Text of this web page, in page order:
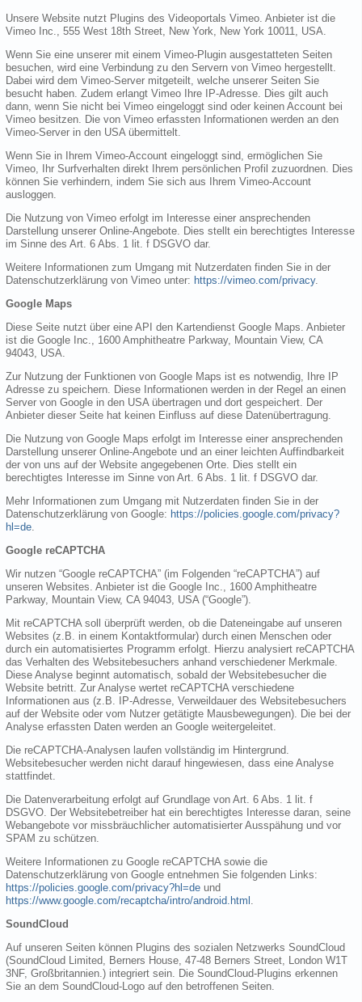
Unsere Website nutzt Plugins des Videoportals Vimeo. Anbieter ist die
Vimeo Inc., 555 West 18th Street, New York, New York 10011, USA.
Wenn Sie eine unserer mit einem Vimeo-Plugin ausgestatteten Seiten
besuchen, wird eine Verbindung zu den Servern von Vimeo hergestellt.
Dabei wird dem Vimeo-Server mitgeteilt, welche unserer Seiten Sie
besucht haben. Zudem erlangt Vimeo Ihre IP-Adresse. Dies gilt auch
dann, wenn Sie nicht bei Vimeo eingeloggt sind oder keinen Account bei
Vimeo besitzen. Die von Vimeo erfassten Informationen werden an den
Vimeo-Server in den USA übermittelt.
Wenn Sie in Ihrem Vimeo-Account eingeloggt sind, ermöglichen Sie
Vimeo, Ihr Surfverhalten direkt Ihrem persönlichen Profil zuzuordnen. Dies
können Sie verhindern, indem Sie sich aus Ihrem Vimeo-Account
ausloggen.
Die Nutzung von Vimeo erfolgt im Interesse einer ansprechenden
Darstellung unserer Online-Angebote. Dies stellt ein berechtigtes Interesse
im Sinne des Art. 6 Abs. 1 lit. f DSGVO dar.
Weitere Informationen zum Umgang mit Nutzerdaten finden Sie in der
Datenschutzerklärung von Vimeo unter: https://vimeo.com/privacy.
Google Maps
Diese Seite nutzt über eine API den Kartendienst Google Maps. Anbieter
ist die Google Inc., 1600 Amphitheatre Parkway, Mountain View, CA
94043, USA.
Zur Nutzung der Funktionen von Google Maps ist es notwendig, Ihre IP
Adresse zu speichern. Diese Informationen werden in der Regel an einen
Server von Google in den USA übertragen und dort gespeichert. Der
Anbieter dieser Seite hat keinen Einfluss auf diese Datenübertragung.
Die Nutzung von Google Maps erfolgt im Interesse einer ansprechenden
Darstellung unserer Online-Angebote und an einer leichten Auffindbarkeit
der von uns auf der Website angegebenen Orte. Dies stellt ein
berechtigtes Interesse im Sinne von Art. 6 Abs. 1 lit. f DSGVO dar.
Mehr Informationen zum Umgang mit Nutzerdaten finden Sie in der
Datenschutzerklärung von Google: https://policies.google.com/privacy?
hl=de
Google reCAPTCHA
Wir nutzen “Google reCAPTCHA” (im Folgenden “reCAPTCHA”) auf
unseren Websites. Anbieter ist die Google Inc., 1600 Amphitheatre
Parkway, Mountain View, CA 94043, USA (“Google”).
Mit reCAPTCHA soll überprüft werden, ob die Dateneingabe auf unseren
Websites (z.B. in einem Kontaktformular) durch einen Menschen oder
durch ein automatisiertes Programm erfolgt. Hierzu analysiert reCAPTCHA
das Verhalten des Websitebesuchers anhand verschiedener Merkmale.
Diese Analyse beginnt automatisch, sobald der Websitebesucher die
Website betritt. Zur Analyse wertet reCAPTCHA verschiedene
Informationen aus (z.B. IP-Adresse, Verweildauer des Websitebesuchers
auf der Website oder vom Nutzer getätigte Mausbewegungen). Die bei der
Analyse erfassten Daten werden an Google weitergeleitet.
Die reCAPTCHA-Analysen laufen vollständig im Hintergrund.
Websitebesucher werden nicht darauf hingewiesen, dass eine Analyse
stattfindet.
Die Datenverarbeitung erfolgt auf Grundlage von Art. 6 Abs. 1 lit. f
DSGVO. Der Websitebetreiber hat ein berechtigtes Interesse daran, seine
Webangebote vor missbräuchlicher automatisierter Ausspähung und vor
SPAM zu schützen.
Weitere Informationen zu Google reCAPTCHA sowie die
Datenschutzerklärung von Google entnehmen Sie folgenden Links:
https://policies.google.com/privacy?hl=de und
https://www.google.com/recaptcha/intro/android.html
SoundCloud
Auf unseren Seiten können Plugins des sozialen Netzwerks SoundCloud
(SoundCloud Limited, Berners House, 47-48 Berners Street, London W1T
3NF, Großbritannien.) integriert sein. Die SoundCloud-Plugins erkennen
Sie an dem SoundCloud-Logo auf den betroffenen Seiten.